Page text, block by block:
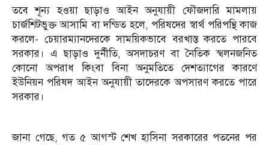
তবে শূন্য হওয়া ছাড়াও আইন অনুযায়ী ফৌজদারি মামলায়
চার্জশিটভুক্ত আসামি বা দন্ডিত হলে, পরিষদের স্বার্থ পরিপন্থি কাজ
করলে- চেয়ারম্যানদেরকে সাময়িকভাবে বরখাস্ত করতে পারবে
সরকার। এ ছাড়াও দুর্নীতি, অসদাচরণ বা নৈতিক স্খলনজনিত
কোনো অপরাধ কিংবা বিনা অনুমতিতে দেশত্যাগের কারণে
ইউনিয়ন পরিষদ আইন অনুযায়ী তাদেরকে অপসারণ করতে পারে
সরকার।
জানা গেছে, গত ৫ আগস্ট শেখ হাসিনা সরকারের পতনের পর